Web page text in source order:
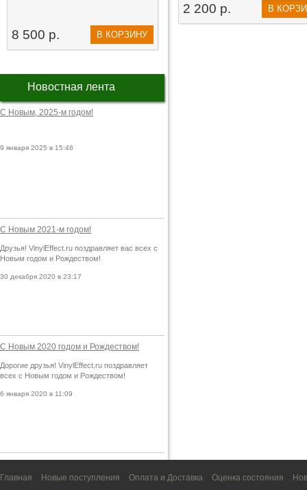
8 500 р. В КОРЗИНУ
Новостная лента
С Новым, 2025-м годом!
9 января 2025 в 15:46
С Новым 2021-м годом!
Друзья! VinylEffect.ru поздравляет вас всех с
Новым годом и Рождеством!
30 декабря 2020 в 23:17
С Новым 2020 годом и Рождеством!
Дорогие друзья! VinylEffect.ru поздравляет
всех с Новым годом и Рождеством!
6 января 2020 в 11:09
2 200 р. В
Главная Новые поступления Оплата и Доставка Оценка состояния